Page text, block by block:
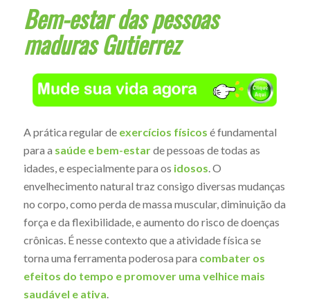
Bem-estar das pessoas
maduras Gutierrez
A prática regular de exercícios físicos é fundamental
para a saúde e bem-estarde pessoas de todas as
idades, e especialmente para os idosos . O
envelhecimento natural traz consigo diversas mudanças
no corpo, como perda de massa muscular, diminuição da
força e da flexibilidade, e aumento do risco de doenças
crônicas. É nesse contexto que a atividade física se
torna uma ferramenta poderosa para combater os
efeitos do tempo e promover uma velhice mais
saudável e ativa